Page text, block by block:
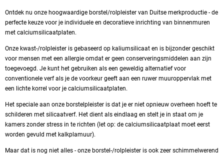
Ontdek nu onze hoogwaardige borstel/rolpleister van Duitse merkproductie - de
perfecte keuze voor je individuele en decoratieve inrichting van binnenmuren
met calciumsilicaatplaten.
Onze kwast-/rolpleister is gebaseerd op kaliumsilicaat en is bijzonder geschikt
voor mensen met een allergie omdat er geen conserveringsmiddelen aan zijn
toegevoegd. Je kunt het gebruiken als een geweldig alternatief voor
conventionele verf als je de voorkeur geeft aan een ruwer muuroppervlak met
een lichte korrel voor je calciumsilicaatplaten.
Het speciale aan onze borstelpleister is dat je er niet opnieuw overheen hoeft te
schilderen met silicaatverf. Het dient als eindlaag en stelt je in staat om je
kamers zonder stress in te richten (let op: de calciumsilicaatplaat moet eerst
worden gevuld met kalkplamuur).
Maar dat is nog niet alles - onze borstel-/rolpleister is ook zeer schimmelwerend